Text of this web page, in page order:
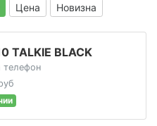
Цена Новизна
TALKIE BLACK
телефон